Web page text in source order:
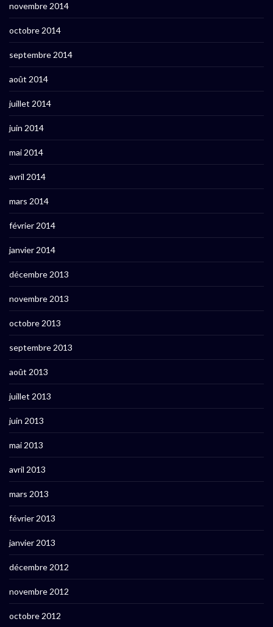
novembre 2014
octobre 2014
septembre 2014
août 2014
juillet 2014
juin 2014
mai 2014
avril 2014
mars 2014
février 2014
janvier 2014
décembre 2013
novembre 2013
octobre 2013
septembre 2013
août 2013
juillet 2013
juin 2013
mai 2013
avril 2013
mars 2013
février 2013
janvier 2013
décembre 2012
novembre 2012
octobre 2012